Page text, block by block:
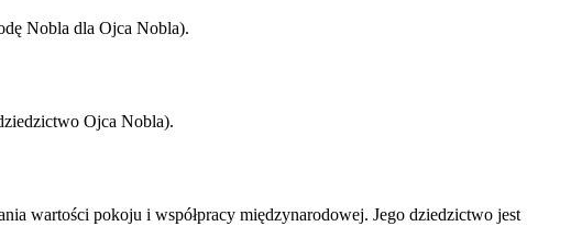
Nobla dla Ojca Nobla).
Ojca Nobla).
wartości pokoju i współpracy międzynarodowej. Jego dziedzictwo jest